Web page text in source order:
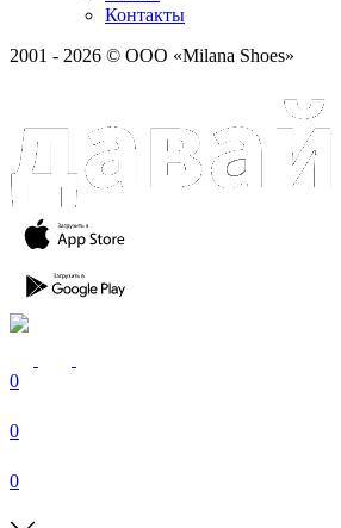
Контакты
2001 - 2026 © ООО «Milana Shoes»
0
0
0